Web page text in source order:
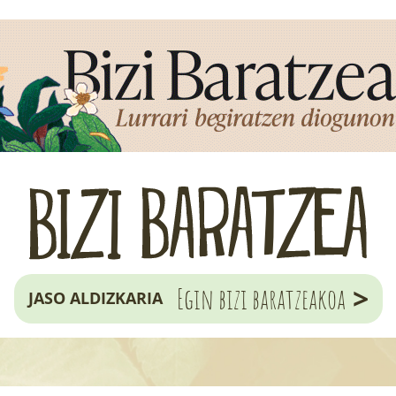
JASO ALDIZKARIA Egin bizi baratzeakoa >